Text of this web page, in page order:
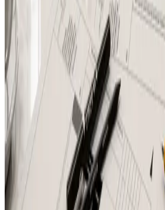
гриль прямого
Officine Gullo
Электрический гриль Officine Gullo
Быстро нагревается, готовит на гриле
экономией энергии. Узнать больше
Арт.
rst-en-ranges-and-appliances-og-
electric-contact-grill
Поставка :